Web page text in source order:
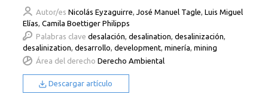
Autor/es Nicolás Eyzaguirre José Manuel Tagle ,Luis Miguel
Elías ,Camila Boettiger Philipps
Palabras clave desalación,desalination,desalinización,
desalinization,desarrollo,development,minería,mining
Área del derecho Derecho Ambiental
Descargar artículo